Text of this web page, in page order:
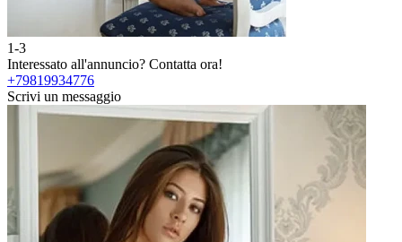
1-3
Interessato all'annuncio? Contatta ora!
+79819934776
Scrivi un messaggio